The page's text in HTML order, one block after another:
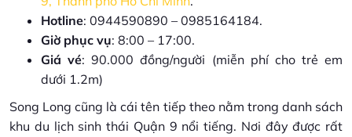
Hotline: 0944590890 – 0985164184.
Giờ phục vụ: 8:00 – 17:00.
Giá vé: 90.000 đồng/người (miễn phí cho trẻ em
dưới 1.2m)
Song Long cũng là cái tên tiếp theo nằm trong danh sách
khu du lịch sinh thái Quận 9 nổi tiếng. Nơi đây được rất